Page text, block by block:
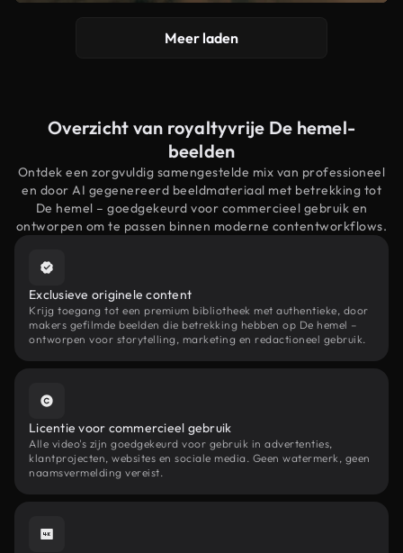
Meer laden
Overzicht van royaltyvrije De hemel-
beelden
Ontdek een zorgvuldig samengestelde mix van professioneel
en door AI gegenereerd beeldmateriaal met betrekking tot
De hemel – goedgekeurd voor commercieel gebruik en
ontworpen om te passen binnen moderne contentworkflows.
Exclusieve originele content
Krijg toegang tot een premium bibliotheek met authentieke, door
makers gefilmde beelden die betrekking hebben op De hemel –
ontworpen voor storytelling, marketing en redactioneel gebruik.
Licentie voor commercieel gebruik
Alle video's zijn goedgekeurd voor gebruik in advertenties,
klantprojecten, websites en sociale media. Geen watermerk, geen
naamsvermelding vereist.